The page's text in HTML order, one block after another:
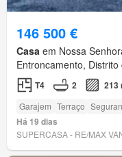
146 500 €
Casa em Nossa
Entroncamento,
T4 2 213
Garajem Terraço
Há 19 dias
SUPERCASA - RE/MAX